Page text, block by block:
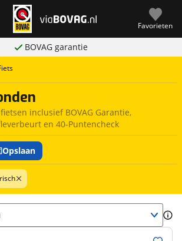
Favorieten
BOVAG garantie
inclusief BOVAG Garantie,
en 40-Puntencheck
Opslaan